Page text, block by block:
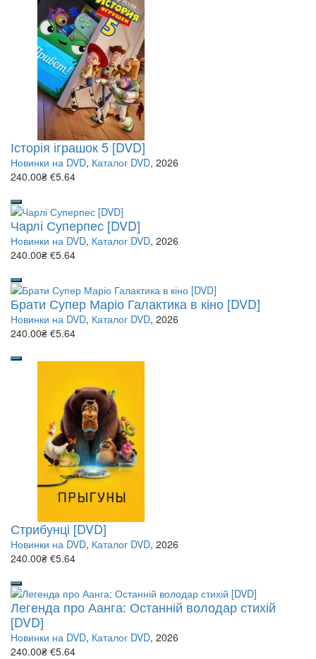
Історія іграшок 5 [DVD]
Новинки на DVD, Каталог DVD, 2026
240.00₴ €5.64
Чарлі Суперпес [DVD]
Новинки на DVD, Каталог DVD, 2026
240.00₴ €5.64
Брати Супер Маріо Галактика в кіно [DVD]
Новинки на DVD, Каталог DVD, 2026
240.00₴ €5.64
Стрибунці [DVD]
Новинки на DVD, Каталог DVD, 2026
240.00₴ €5.64
Легенда про Аанга: Останній володар стихій
[DVD]
Новинки на DVD, Каталог DVD, 2026
240.00₴ €5.64